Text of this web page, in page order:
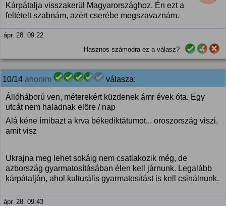
Kárpátalja visszakerül Magyarországhoz. Én ezt a
feltételt szabnám, azért cserébe megszavaznám.
ápr. 28. 09:22
Hasznos számodra ez a válasz?
10/14 anonim válasza:
Állóháború ven, méterekért küzdenek ámr évek óta. Egy
utcát nem haladnak elöre / nap
Alá kéne írnibazt a krva békediktátumot... oroszország viszi,
amit visz
Ukrajna meg lehet sokáig nem csatlakozik még, de
azbország gyarmatosításában élen kell járnunk. Legalább
kárpátalján, ahol kulturális gyarmatosítást is kell csinálnunk.
ápr. 28. 09:43